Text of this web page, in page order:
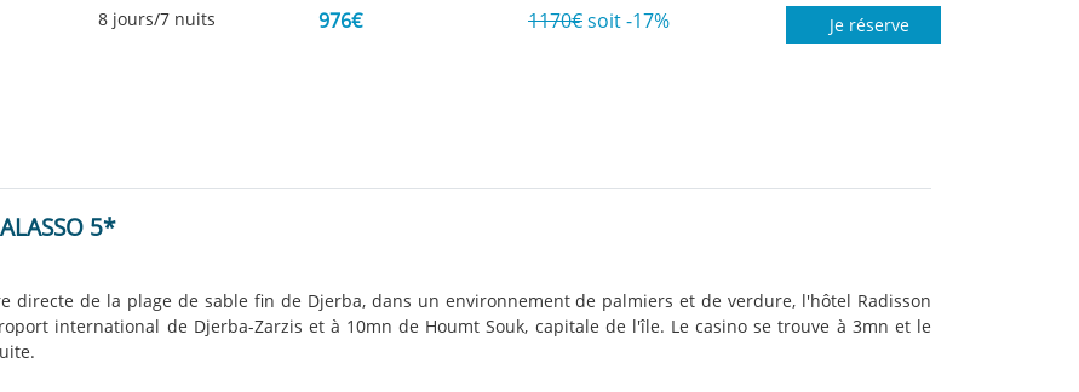
8 jours/7 nuits 976€ 1170€soit -17% Je réserve
5*
directe de la plage de sable fin de Djerba, dans un environnement de palmiers et de verdure, l'hôtel Radisson
international de Djerba-Zarzis et à 10mn de Houmt Souk, capitale de l'île. Le casino se trouve à 3mn et le